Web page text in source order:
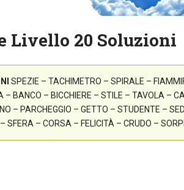
Livello 20 Soluzioni
SPEZIE – TACHIMETRO – SPIRALE –
– BANCO – BICCHIERE – STILE – TAVOLA –
– PARCHEGGIO – GETTO – STUDENTE –
SFERA – CORSA – FELICITÀ – CRUDO –